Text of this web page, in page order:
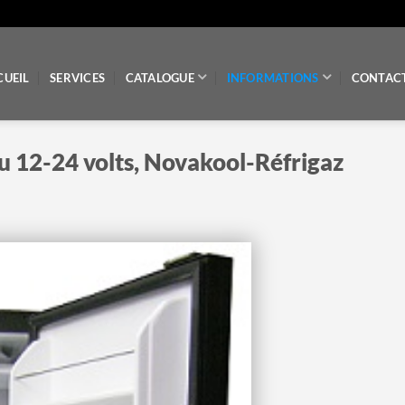
SERVICES CATALOGUE INFORMATIONS
12-24 volts, Novakool-Réfrigaz